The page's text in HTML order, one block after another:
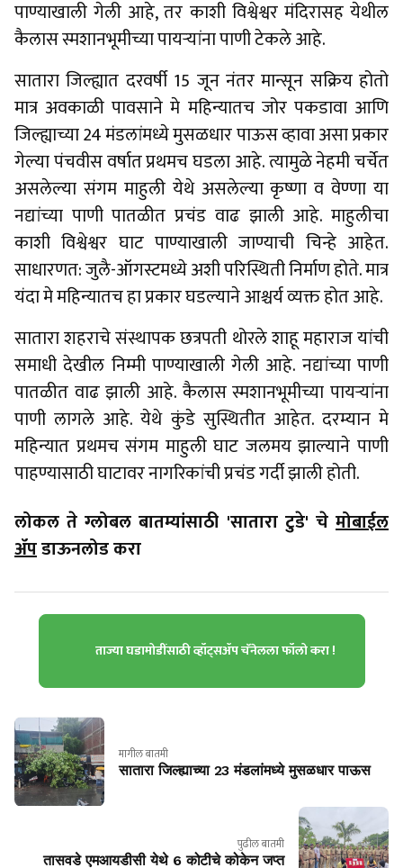
पाण्याखाली गेली आहे, तर काशी विश्वेश्वर मंदिरासह येथील
कैलास स्मशानभूमीच्या पायऱ्यांना पाणी टेकले आहे.
सातारा जिल्ह्यात दरवर्षी 15 जून नंतर मान्सून सक्रिय होतो
मात्र अवकाळी पावसाने मे महिन्यातच जोर पकडावा आणि
जिल्ह्याच्या 24 मंडलांमध्ये मुसळधार पाऊस व्हावा असा प्रकार
गेल्या पंचवीस वर्षात प्रथमच घडला आहे. त्यामुळे नेहमी चर्चेत
असलेल्या संगम माहुली येथे असलेल्या कृष्णा व वेण्णा या
नद्यांच्या पाणी पातळीत प्रचंड वाढ झाली आहे. माहुलीचा
काशी विश्वेश्वर घाट पाण्याखाली जाण्याची चिन्हे आहेत.
साधारणत: जुलै-ऑगस्टमध्ये अशी परिस्थिती निर्माण होते. मात्र
यंदा मे महिन्यातच हा प्रकार घडल्याने आश्चर्य व्यक्त होत आहे.
सातारा शहराचे संस्थापक छत्रपती थोरले शाहू महाराज यांची
समाधी देखील निम्मी पाण्याखाली गेली आहे. नद्यांच्या पाणी
पातळीत वाढ झाली आहे. कैलास स्मशानभूमीच्या पायऱ्यांना
पाणी लागले आहे. येथे कुंडे सुस्थितीत आहेत. दरम्यान मे
महिन्यात प्रथमच संगम माहुली घाट जलमय झाल्याने पाणी
पाहण्यासाठी घाटावर नागरिकांची प्रचंड गर्दी झाली होती.
लोकल ते ग्लोबल बातम्यांसाठी 'सातारा टुडे' चे मोबाईल
ॲपडाऊनलोड करा
ताज्या घडामोडींसाठी व्हॉट्सॲप चॅनेलला फॉलो करा !
मागील बातमी
सातारा जिल्ह्याच्या 23 मंडलांमध्ये मुसळधार पाऊस
पुढील बातमी
तासवडे एमआयडीसी येथे 6 कोटीचे कोकेन जप्त